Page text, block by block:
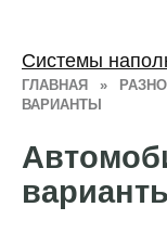
ГЛАВНАЯ »
ВАРИАНТЫ
Системы